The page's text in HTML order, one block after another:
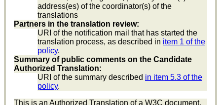
address(es) of the coordinator(s) of the
translations
Partners in the translation review:
URI of the notification mail that has started the
translation process, as described in item 1 of the
policy.
Summary of public comments on the Candidate
Authorized Translation:
URI of the summary described in item 5.3 of the
policy.
This is an Authorized Translation of a W3C document.